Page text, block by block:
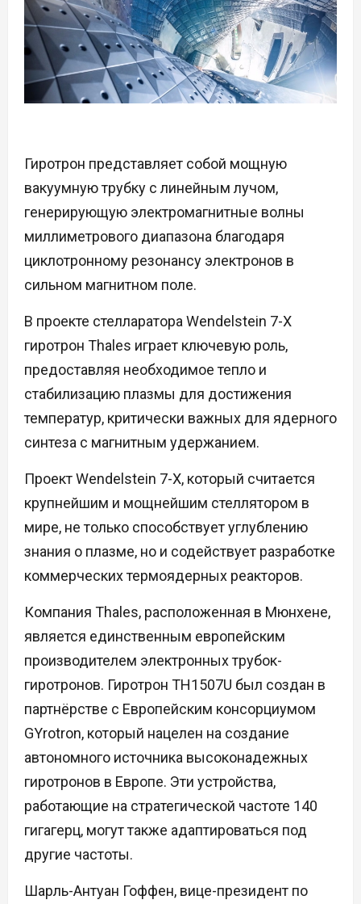
Гиротрон представляет собой мощную
вакуумную трубку с линейным лучом,
генерирующую электромагнитные волны
миллиметрового диапазона благодаря
циклотронному резонансу электронов в
сильном магнитном поле.
В проекте стелларатора Wendelstein 7-X
гиротрон Thales играет ключевую роль,
предоставляя необходимое тепло и
стабилизацию плазмы для достижения
температур, критически важных для ядерного
синтеза с магнитным удержанием.
Проект Wendelstein 7-X, который считается
крупнейшим и мощнейшим стеллятором в
мире, не только способствует углублению
знания о плазме, но и содействует разработке
коммерческих термоядерных реакторов.
Компания Thales, расположенная в Мюнхене,
является единственным европейским
производителем электронных трубок-
гиротронов. Гиротрон TH1507U был создан в
партнёрстве с Европейским консорциумом
GYrotron, который нацелен на создание
автономного источника высоконадежных
гиротронов в Европе. Эти устройства,
работающие на стратегической частоте 140
гигагерц, могут также адаптироваться под
другие частоты.
Шарль-Антуан Гоффен, вице-президент по